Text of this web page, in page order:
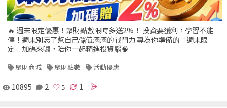
🔥 週末限定優惠！聚財點數限時多送2%！ 投資要獲利，學習不能
停！週末別忘了幫自己儲值滿滿的戰鬥力 專為你準備的「週末限
定」加碼來囉，陪你一起精進投資腦🧠
聚財商城 聚財點數 活動優惠
10895 2 1